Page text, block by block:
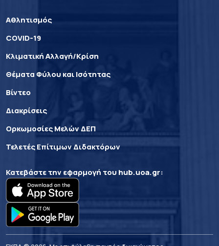
Αθλητισμός
COVID-19
Κλιματική Αλλαγή/Κρίση
Θέματα Φύλου και Ισότητας
Βίντεο
Διακρίσεις
Ορκωμοσίες Μελών ΔΕΠ
Τελετές Επίτιμων Διδακτόρων
Κατεβάστε την εφαρμογή του hub.uoa.gr: